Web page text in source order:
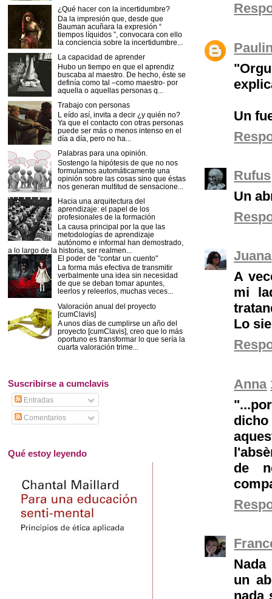
Un
Rufus
Un
Juana
A
mi
Lo
Anna
de
un
nada
¿Qué hacer con la incertidumbre?
Da la impresión que, desde que
Bauman acuñara la expresión “
tiempos líquidos ”, convocara con ello
la conciencia sobre la incertidumbre...
La capacidad de aprender
Hubo un tiempo en que el aprendiz
buscaba al maestro. De hecho, éste se
definía como tal –como maestro- por
aquella o aquellas personas q...
Trabajo con personas
L eído así, invita a decir ¿y quién no?
Ya que el contacto con otras personas
puede ser más o menos intenso en el
día a día, pero no ha...
Palabras para una opinión.
Sostengo la hipótesis de que no nos
formulamos automáticamente una
opinión sobre las cosas sino que éstas
nos generan multitud de sensacione...
Hacia una arquitectura del
aprendizaje: el papel de los
profesionales de la formación
La causa principal por la que las
metodologías de aprendizaje
autónomo e informal han demostrado,
a lo largo de la historia, ser realmen...
El poder de "contar un cuento"
La forma más efectiva de transmitir
verbalmente una idea sin necesidad
de que se deban tomar apuntes,
leerlos y releerlos, muchas veces...
Valoración anual del proyecto
[cumClavis]
A unos días de cumplirse un año del
proyecto [cumClavis], creo que lo más
oportuno es transformar lo que sería la
cuarta valoración trime...
Suscribirse a cumclavis
Entradas
Comentarios
Qué estoy leyendo